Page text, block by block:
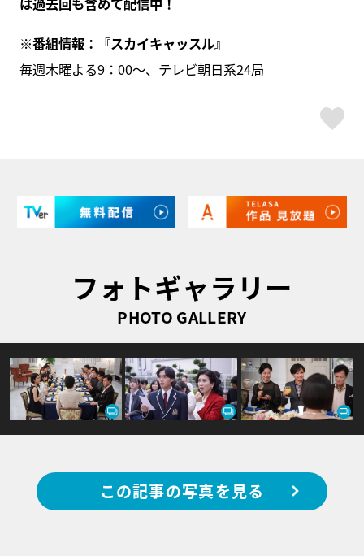
※番組情報：『スカイキャッスル』
毎週木曜よる9：00～、テレビ朝日系24局
フォトギャラリー
PHOTO GALLERY
この記事の写真を見る